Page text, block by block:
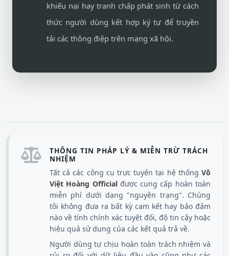
khiếu nại hay tranh chấp phát sinh từ cách
thức người dùng kết hợp ký tự để truyền
tải các thông điệp trên mạng xã hội.
THÔNG TIN PHÁP LÝ & MIỄN TRỪ TRÁCH
NHIỆM
Tất cả các công cụ trực tuyến tại hệ thống Võ
Việt Hoàng Officialđược cung cấp hoàn toàn
miễn phí dưới dạng "nguyên trạng". Chúng
tôi không đưa ra bất kỳ cam kết hay bảo đảm
nào về tính chính xác tuyệt đối, độ tin cậy hoặc
hiệu quả sử dụng của các kết quả trả về.
Người dùng tự chịu hoàn toàn trách nhiệm và